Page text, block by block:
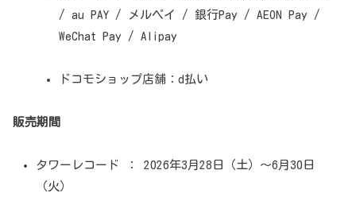
/ au PAY / メルペイ / 銀行Pay / AEON Pay /
WeChat Pay / Alipay
ドコモショップ店舗：d払い
販売期間
タワーレコード ： 2026年3月28日（土）～6月30日
（火）